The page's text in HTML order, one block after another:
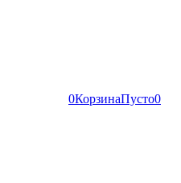
0КорзинаПусто0